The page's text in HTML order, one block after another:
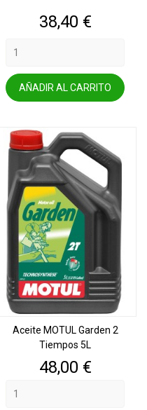
Precio
38,40 €
AÑADIR AL CARRITO
Aceite MOTUL Garden 2
Tiempos 5L
Precio
48,00 €